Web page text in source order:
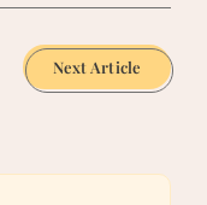
Next Article